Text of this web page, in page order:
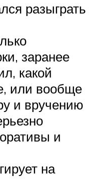
разыграть
заранее
какой
или вообще
и вручению
и
на